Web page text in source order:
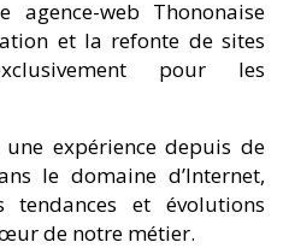
agence-web Thononaise
et la refonte de sites
pour les
expérience depuis de
le domaine d’Internet,
tendances et évolutions
de notre métier.